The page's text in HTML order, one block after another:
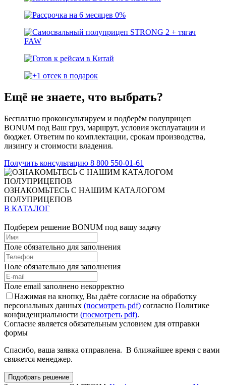
Ещё не знаете, что выбрать?
Бесплатно проконсультируем и подберём полуприцеп
BONUM под Ваш груз, маршрут, условия эксплуатации и
бюджет. Ответим по комплектации, срокам производства,
лизингу и стоимости владения.
Получить консультацию 8 800 550-01-61
ОЗНАКОМЬТЕСЬ С НАШИМ КАТАЛОГОМ
ПОЛУПРИЦЕПОВ
В КАТАЛОГ
Подберем решение BONUM под вашу задачу
Поле обязательно для заполнения
Поле обязательно для заполнения
Поле email заполнено некорректно
Нажимая на кнопку, Вы даёте согласие на обработку
персональных данных (посмотреть pdf) согласно Политике
конфиденциальности (посмотреть pdf).
Согласие является обязательным условием для отправки
формы
Спасибо, ваша заявка отправлена. В ближайшее время с вами
свяжется менеджер.
Подобрать решение